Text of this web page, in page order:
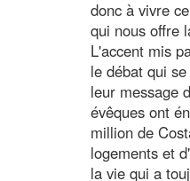
donc à vivre
qui nous offre
L'accent mis
le débat qui
leur message
évêques ont
million de
logements et
la vie qui a